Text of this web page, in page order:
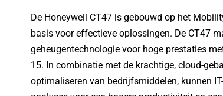
De Honeywell CT47 is gebouwd op het
basis voor effectieve oplossingen. De CT47
geheugentechnologie voor hoge prestaties
15. In combinatie met de krachtige, cloud-
optimaliseren van bedrijfsmiddelen, kunnen